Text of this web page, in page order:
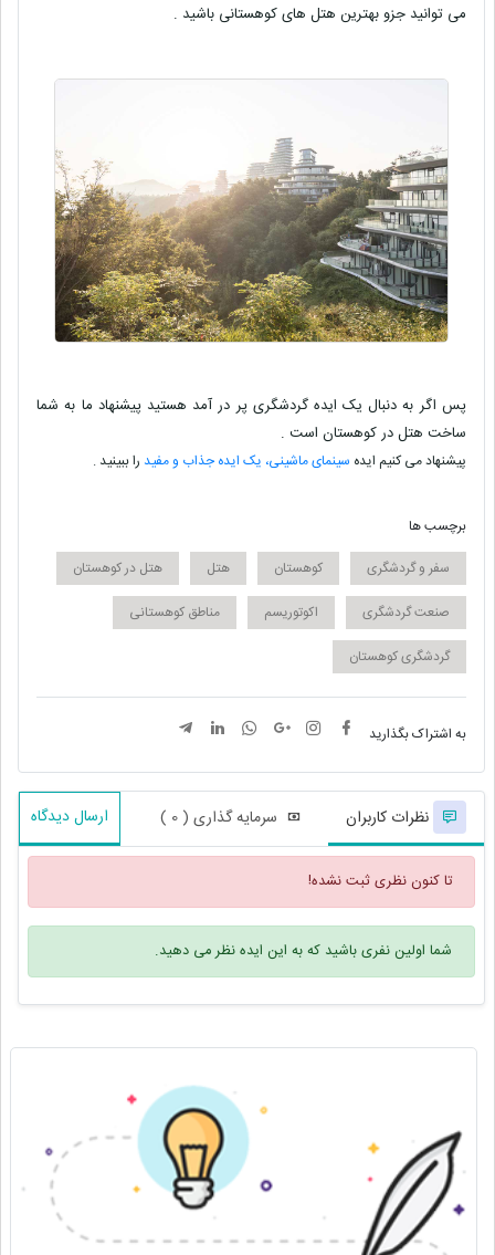
می توانید جزو بهترین هتل های کوهستانی باشید .
پس اگر به دنبال یک ایده گردشگری پر در آمد هستید پیشنهاد ما به شما
ساخت هتل در کوهستان است .
پیشنهاد می کنیم ایده سینمای ماشینی، یک ایده جذاب و مفید را ببینید .
برچسب ها
سفر و گردشگری
کوهستان هتل
هتل در کوهستان
صنعت گردشگری
اکوتوریسم
مناطق کوهستانی
گردشگری کوهستان
به اشتراک بگذارید
نظرات کاربران سرمایه گذاری ( 0 ) ارسال دیدگاه
تا کنون نظری ثبت نشده!
شما اولین نفری باشید که به این ایده نظر می دهید.